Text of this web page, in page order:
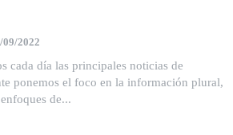
09/2022
cada día las principales noticias de
de...